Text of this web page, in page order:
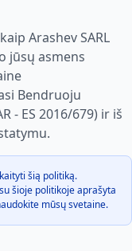
Arashev SARL
jūsų asmens
Bendruoju
- ES 2016/679) ir iš
šią politiką.
šioje politikoje aprašyta
mūsų svetaine.